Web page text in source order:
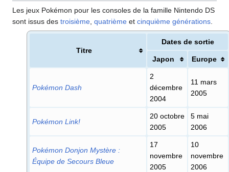
Les jeux Pokémon pour les consoles de la famille Nintendo DS
sont issus des troisième quatrième et cinquième générations
Titre
Dates de sortie
Japon Europe
Pokémon Dash
2
décembre
2004
11 mars
2005
Pokémon Link!
20 octobre
2005
5 mai
2006
Pokémon Donjon Mystère :
Équipe de Secours Bleue
17
novembre
2005
10
novembre
2006